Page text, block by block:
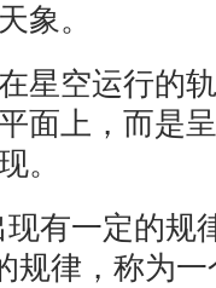
象。
空运行的轨
面上，而是
。
一定的规
规律，称为